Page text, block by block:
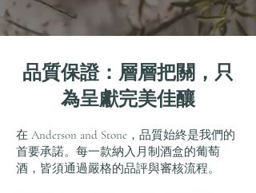
品質保證：層層把關，只
為呈獻完美佳釀
在 Anderson and Stone，品質始終是我們的
首要承諾。每一款納入月制酒盒的葡萄
酒，皆須通過嚴格的品評與審核流程。